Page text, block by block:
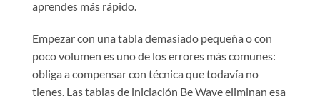
aprendes más rápido.
Empezar con una tabla demasiado pequeña o con
poco volumen es uno de los errores más comunes:
obliga a compensar con técnica que todavía no
tienes. Las tablas de iniciación Be Wave eliminan esa